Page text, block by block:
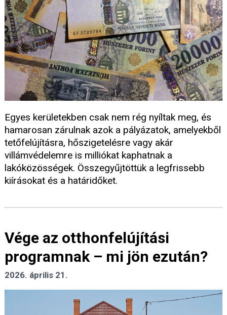
Egyes kerületekben csak nem rég nyíltak meg, és
hamarosan zárulnak azok a pályázatok, amelyekből
tetőfelújításra, hőszigetelésre vagy akár
villámvédelemre is milliókat kaphatnak a
lakóközösségek. Összegyűjtöttük a legfrissebb
kiírásokat és a határidőket.
Vége az otthonfelújítási
programnak – mi jön ezután?
2026. április 21.